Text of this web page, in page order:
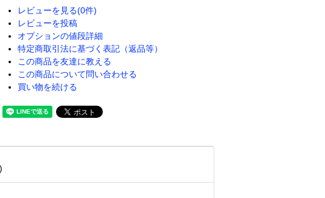
レビューを見る(0件)
レビューを投稿
オプションの値段詳細
特定商取引法に基づく表記（返品等）
この商品を友達に教える
この商品について問い合わせる
買い物を続ける